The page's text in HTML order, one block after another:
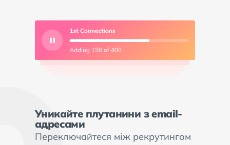
Уникайте плутанини з email-
адресами
Переключайтеся між рекрутингом